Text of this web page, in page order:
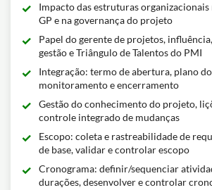
Impacto das estruturas
GP e na governança do projeto
Papel do gerente de projetos,
gestão e Triângulo de Talentos do PMI
Integração: termo de abertura, plano
monitoramento e encerramento
Gestão do conhecimento do projeto,
controle integrado de mudanças
Escopo: coleta e rastreabilidade de
de base, validar e controlar escopo
Cronograma: definir/sequenciar
durações, desenvolver e controlar